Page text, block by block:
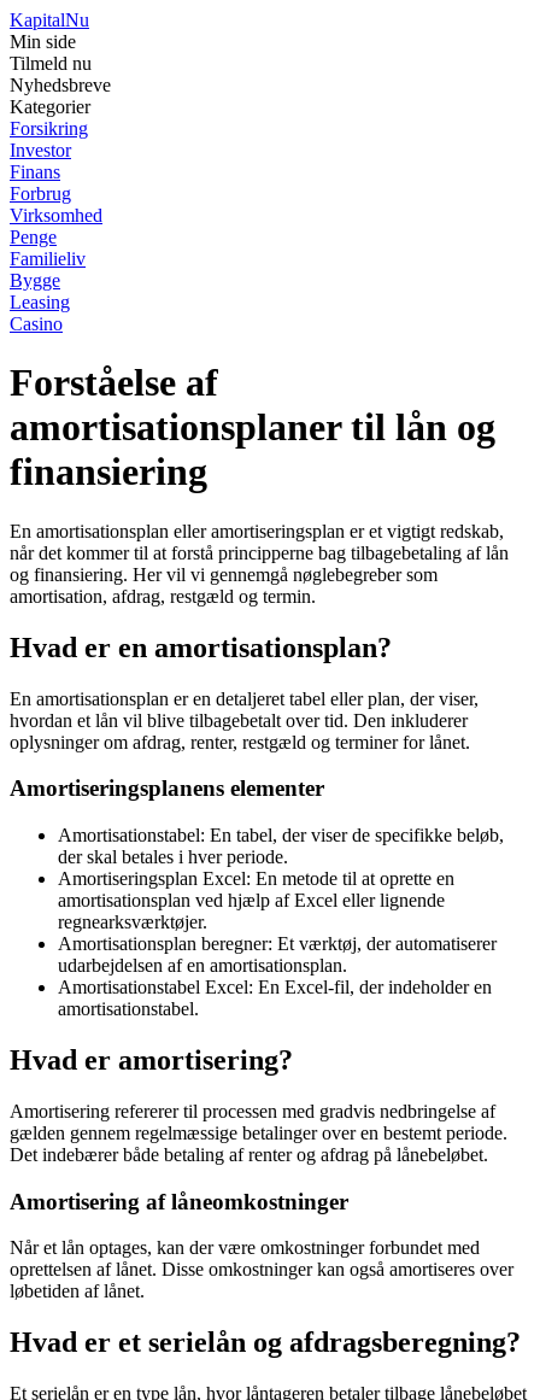
KapitalNu
Min side
Tilmeld nu
Nyhedsbreve
Kategorier
Forsikring
Investor
Finans
Forbrug
Virksomhed
Penge
Familieliv
Bygge
Leasing
Casino
Forståelse af
amortisationsplaner til lån og
finansiering
En amortisationsplan eller amortiseringsplan er et vigtigt redskab,
når det kommer til at forstå principperne bag tilbagebetaling af lån
og finansiering. Her vil vi gennemgå nøglebegreber som
amortisation, afdrag, restgæld og termin.
Hvad er en amortisationsplan?
En amortisationsplan er en detaljeret tabel eller plan, der viser,
hvordan et lån vil blive tilbagebetalt over tid. Den inkluderer
oplysninger om afdrag, renter, restgæld og terminer for lånet.
Amortiseringsplanens elementer
Amortisationstabel: En tabel, der viser de specifikke beløb,
der skal betales i hver periode.
Amortiseringsplan Excel: En metode til at oprette en
amortisationsplan ved hjælp af Excel eller lignende
regnearksværktøjer.
Amortisationsplan beregner: Et værktøj, der automatiserer
udarbejdelsen af en amortisationsplan.
Amortisationstabel Excel: En Excel-fil, der indeholder en
amortisationstabel.
Hvad er amortisering?
Amortisering refererer til processen med gradvis nedbringelse af
gælden gennem regelmæssige betalinger over en bestemt periode.
Det indebærer både betaling af renter og afdrag på lånebeløbet.
Amortisering af låneomkostninger
Når et lån optages, kan der være omkostninger forbundet med
oprettelsen af lånet. Disse omkostninger kan også amortiseres over
løbetiden af lånet.
Hvad er et serielån og afdragsberegning?
Et serielån er en type lån, hvor låntageren betaler tilbage lånebeløbet